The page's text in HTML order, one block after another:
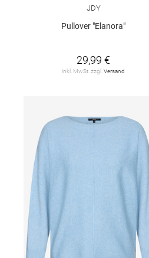
JDY
Pullover "Elanora"
29,99 €
inkl. MwSt. zzgl.Versand